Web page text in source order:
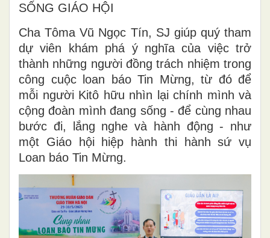
SỐNG GIÁO HỘI
Cha Tôma Vũ Ngọc Tín, SJ giúp quý tham
dự viên khám phá ý nghĩa của việc trở
thành những người đồng trách nhiệm trong
công cuộc loan báo Tin Mừng, từ đó để
mỗi người Kitô hữu nhìn lại chính mình và
cộng đoàn mình đang sống - để cùng nhau
bước đi, lắng nghe và hành động - như
một Giáo hội hiệp hành thi hành sứ vụ
Loan báo Tin Mừng.